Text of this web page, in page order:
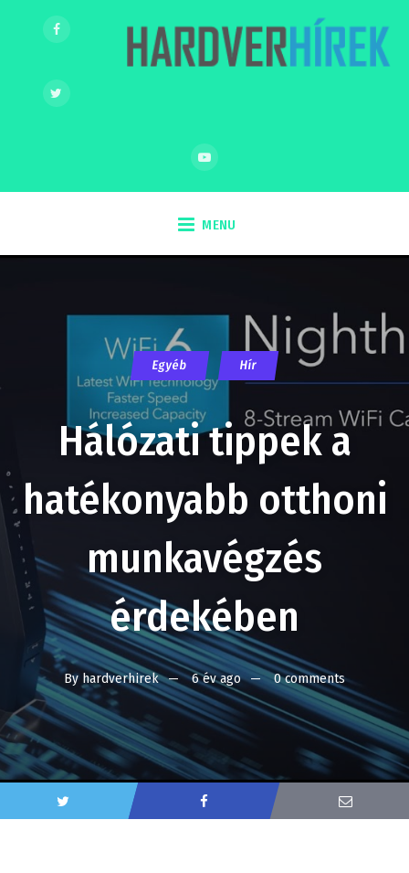
MENU
Egyéb Hír
Hálózati tippek a
hatékonyabb otthoni
munkavégzés
érdekében
By hardverhirek 6 év ago 0 comments